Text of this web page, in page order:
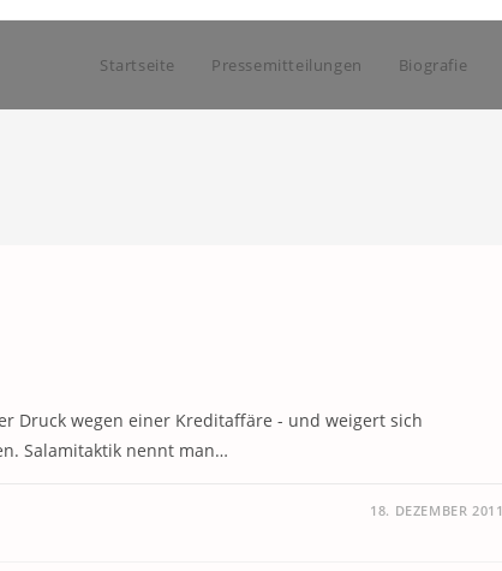
Startseite Pressemitteilungen Biografie
Druck wegen einer Kreditaffäre - und weigert sich
Salamitaktik nennt man…
18. DEZEMBER 2011